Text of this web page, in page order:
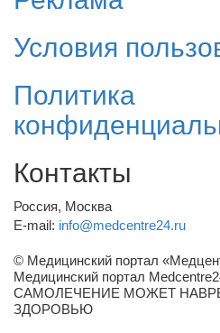
Условия
Политика
Контакты
Россия, Москва
E-mail: info@medcentre24.ru
© Медицинский портал
Медицинский портал
САМОЛЕЧЕНИЕ МОЖЕТ
ЗДОРОВЬЮ